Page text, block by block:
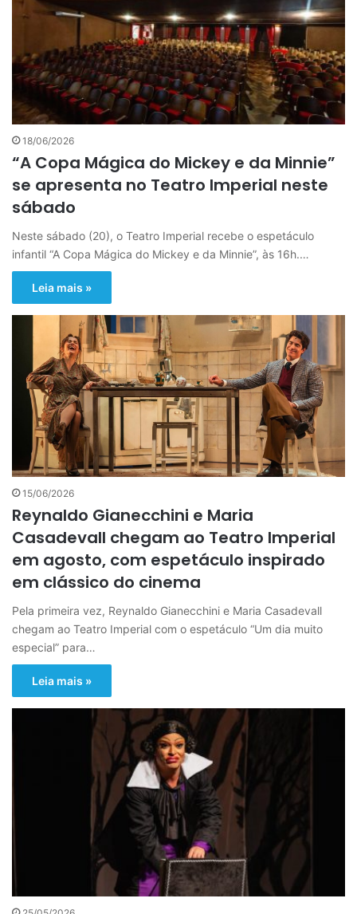
18/06/2026
“A Copa Mágica do Mickey e da Minnie”
se apresenta no Teatro Imperial neste
sábado
Neste sábado (20), o Teatro Imperial recebe o espetáculo
infantil “A Copa Mágica do Mickey e da Minnie”, às 16h.…
Leia mais »
15/06/2026
Reynaldo Gianecchini e Maria
Casadevall chegam ao Teatro Imperial
em agosto, com espetáculo inspirado
em clássico do cinema
Pela primeira vez, Reynaldo Gianecchini e Maria Casadevall
chegam ao Teatro Imperial com o espetáculo “Um dia muito
especial” para…
Leia mais »